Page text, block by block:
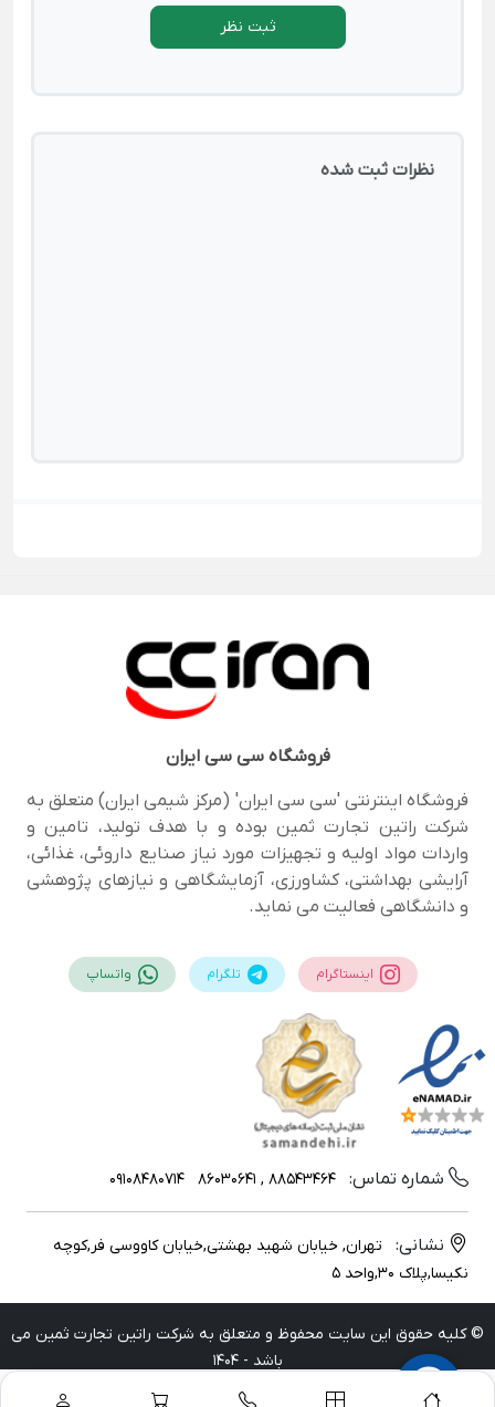
ثبت نظر
نظرات ثبت شده
فروشگاهسی سی ایران
فروشگاه اینترنتی 'سی سی ایران' (مرکز شیمی ایران) متعلق به
شرکت راتین تجارت ثمین بوده و با هدف تولید، تامین و
واردات مواد اولیه و تجهیزات مورد نیاز صنایع داروئی، غذائی،
آرایشی بهداشتی، کشاورزی، آزمایشگاهی و نیازهای پژوهشی
و دانشگاهی فعالیت می نماید.
اینستاگرام تلگرام واتساپ
شماره تماس: 88543464 , 86030641
09108480714
نشانی:
تهران, خیابان شهید بهشتی,خیابان کاووسی فر,کوچه
نکیسا,پلاک 30,واحد 5
© کلیه حقوق این سایت محفوظ و متعلق به شرکت راتین تجارت ثمین می
باشد - 1404